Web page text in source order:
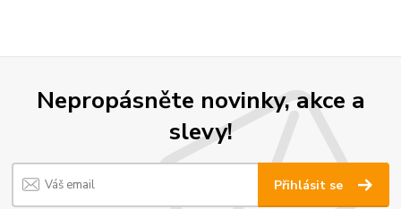
Nepropásněte novinky, akce a
slevy!
Přihlásit se